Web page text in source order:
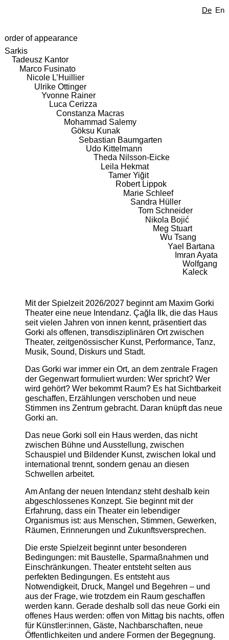
De En
order of appearance
Sarkis
Tadeusz Kantor
Marco Fusinato
Nicole L’Huillier
Ulrike Ottinger
Yvonne Rainer
Luca Cerizza
Constanza Macras
Mohammad Salemy
Göksu Kunak
Sebastian Baumgarten
Udo Kittelmann
Theda Nilsson-Eicke
Leila Hekmat
Tamer Yiğit
Robert Lippok
Marie Schleef
Sandra Hüller
Tom Schneider
Nikola Bojić
Meg Stuart
Wu Tsang
Yael Bartana
Imran Ayata
Wolfgang
Kaleck
Mit der Spielzeit 2026/2027 beginnt am Maxim Gorki
Theater eine neue Intendanz. Çağla Ilk, die das Haus
seit vielen Jahren von innen kennt, präsentiert das
Gorki als offenen, transdisziplinären Ort zwischen
Theater, zeitgenössischer Kunst, Performance, Tanz,
Musik, Sound, Diskurs und Stadt.
Das Gorki war immer ein Ort, an dem zentrale Fragen
der Gegenwart formuliert wurden: Wer spricht? Wer
wird gehört? Wer bekommt Raum? Es hat Sichtbarkeit
geschaffen, Erzählungen verschoben und neue
Stimmen ins Zentrum gebracht. Daran knüpft das neue
Gorki an.
Das neue Gorki soll ein Haus werden, das nicht
zwischen Bühne und Ausstellung, zwischen
Schauspiel und Bildender Kunst, zwischen lokal und
international trennt, sondern genau an diesen
Schwellen arbeitet.
Am Anfang der neuen Intendanz steht deshalb kein
abgeschlossenes Konzept. Sie beginnt mit der
Erfahrung, dass ein Theater ein lebendiger
Organismus ist: aus Menschen, Stimmen, Gewerken,
Räumen, Erinnerungen und Zukunftsversprechen.
Die erste Spielzeit beginnt unter besonderen
Bedingungen: mit Baustelle, Sparmaßnahmen und
Einschränkungen. Theater entsteht selten aus
perfekten Bedingungen. Es entsteht aus
Notwendigkeit, Druck, Mangel und Begehren – und
aus der Frage, wie trotzdem ein Raum geschaffen
werden kann. Gerade deshalb soll das neue Gorki ein
offenes Haus werden: offen von Mittag bis nachts, offen
für Künstler:innen, Gäste, Nachbarschaften, neue
Öffentlichkeiten und andere Formen der Begegnung.